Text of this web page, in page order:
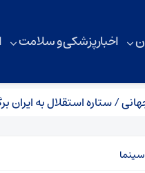
اخبار پزشکی و سلامت
استقلال به ایران برگشت